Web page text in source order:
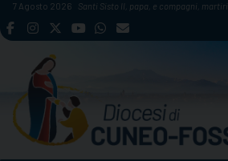
Skip
to
7 Agosto 2026 Santi Sisto II, papa, e compagni, martiri